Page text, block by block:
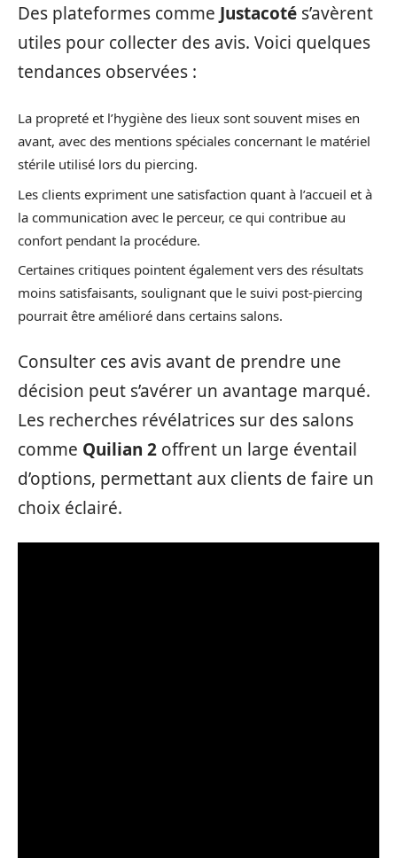
Des plateformes comme Justacoté s’avèrent
utiles pour collecter des avis. Voici quelques
tendances observées :
La propreté et l’hygiène des lieux sont souvent mises en
avant, avec des mentions spéciales concernant le matériel
stérile utilisé lors du piercing.
Les clients expriment une satisfaction quant à l’accueil et à
la communication avec le perceur, ce qui contribue au
confort pendant la procédure.
Certaines critiques pointent également vers des résultats
moins satisfaisants, soulignant que le suivi post-piercing
pourrait être amélioré dans certains salons.
Consulter ces avis avant de prendre une
décision peut s’avérer un avantage marqué.
Les recherches révélatrices sur des salons
comme Quilian 2 offrent un large éventail
d’options, permettant aux clients de faire un
choix éclairé.